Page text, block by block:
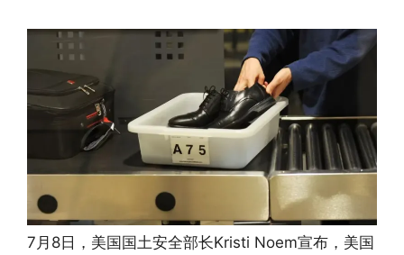
7月8日，美国国土安全部长Kristi Noem宣布，美国